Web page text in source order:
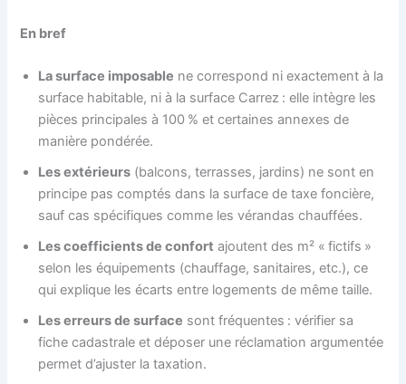
En bref
La surface imposable ne correspond ni exactement à la
surface habitable, ni à la surface Carrez : elle intègre les
pièces principales à 100 % et certaines annexes de
manière pondérée.
Les extérieurs (balcons, terrasses, jardins) ne sont en
principe pas comptés dans la surface de taxe foncière,
sauf cas spécifiques comme les vérandas chauffées.
Les coefficients de confort ajoutent des m² « fictifs »
selon les équipements (chauffage, sanitaires, etc.), ce
qui explique les écarts entre logements de même taille.
Les erreurs de surface sont fréquentes : vérifier sa
fiche cadastrale et déposer une réclamation argumentée
permet d’ajuster la taxation.